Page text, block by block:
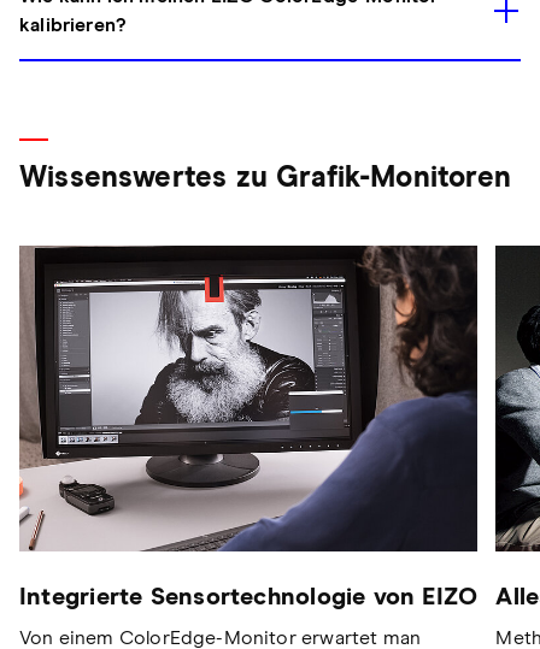
kalibrieren?
Wissenswertes zu Grafik-Monitoren
Integrierte Sensortechnologie von EIZO
Von einem ColorEdge-Monitor erwartet man